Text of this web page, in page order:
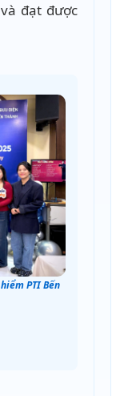
đạt được
PTI Bến